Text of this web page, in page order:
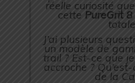
réelle curiosité
cette PureGrit 8
J’ai plusieurs
un modèle de
trail ? Est-ce que
accroche ?
de la